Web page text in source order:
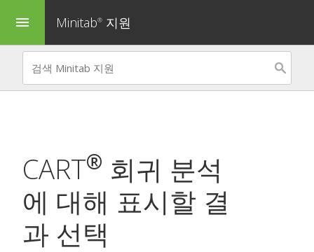
menu Minitab® 지원
CART® 회귀 분석
에 대해 표시할 결
과 선택